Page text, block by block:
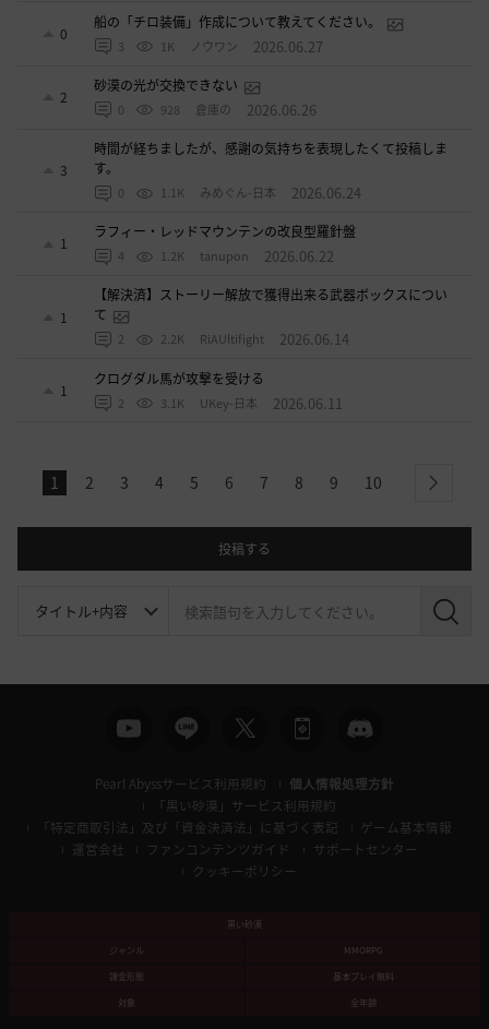
0
船の「チロ装備」作成について教えてください。
3 1K ノウワン 2026.06.27
2
砂漠の光が交換できない
0 928 倉庫の 2026.06.26
3
時間が経ちましたが、感謝の気持ちを表現したくて投稿しま
す。
0 1.1K みめぐん-日本 2026.06.24
1
ラフィー・レッドマウンテンの改良型羅針盤
4 1.2K tanupon 2026.06.22
1
【解決済】ストーリー解放で獲得出来る武器ボックスについ
て
2 2.2K RiAUltifight 2026.06.14
1
クログダル馬が攻撃を受ける
2 3.1K UKey-日本 2026.06.11
1 2 3 4 5 6 7 8 9 10 next
投稿する
検
Pearl Abyssサービス利用規約
個人情報処理方針
「黒い砂漠」サービス利用規約
「特定商取引法」及び「資金決済法」に基づく表記
ゲーム基本情報
運営会社
ファンコンテンツガイド
サポートセンター
クッキーポリシー
黒い砂漠
ジャンル
MMORPG
課金形態
基本プレイ無料
対象
全年齢